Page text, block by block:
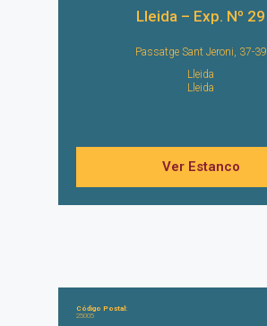
Lleida – Exp. Nº 29
Passatge Sant Jeroni, 37-39
Lleida
Lleida
Ver Estanco
Código Postal:
25005